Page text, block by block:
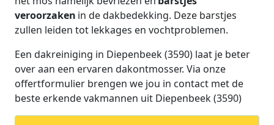
veroorzaken in de dakbedekking. Deze barstjes
zullen leiden tot lekkages en vochtproblemen.
Een dakreiniging in Diepenbeek (3590) laat je beter
over aan een ervaren dakontmosser. Via onze
offertformulier brengen we jou in contact met de
beste erkende vakmannen uit Diepenbeek (3590)